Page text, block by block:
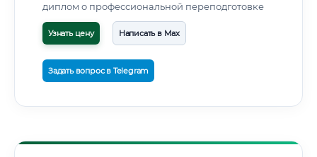
диплом о профессиональной переподготовке
Узнать цену Написать в Max
Задать вопрос в Telegram